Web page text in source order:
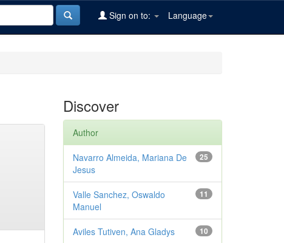
Language
Sign on to:
Discover
Author
25
Navarro Almeida, Mariana De
Jesus
11
Valle Sanchez, Oswaldo
Manuel
10
Aviles Tutiven, Ana Gladys